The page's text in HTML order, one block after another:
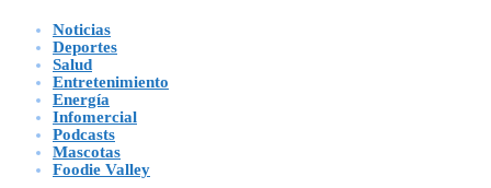
Noticias
Deportes
Salud
Entretenimiento
Energía
Infomercial
Podcasts
Mascotas
Foodie Valley